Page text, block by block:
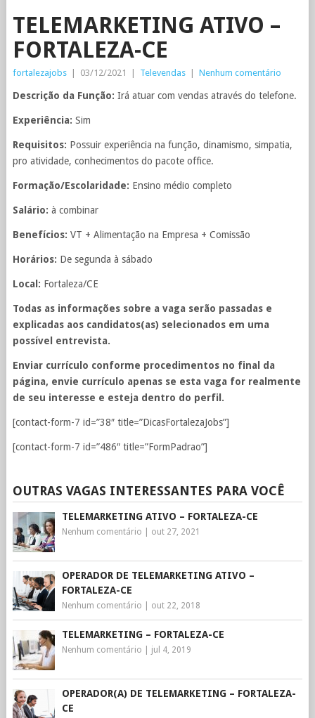
TELEMARKETING ATIVO –
FORTALEZA-CE
fortalezajobs 03/12/2021 Televendas Nenhum comentário
Descrição da Função: Irá atuar com vendas através do telefone.
Experiência: Sim
Requisitos: Possuir experiência na função, dinamismo, simpatia,
pro atividade, conhecimentos do pacote office.
Formação/Escolaridade: Ensino médio completo
Salário: à combinar
Benefícios: VT + Alimentação na Empresa + Comissão
Horários: De segunda à sábado
Local: Fortaleza/CE
Todas as informações sobre a vaga serão passadas e
explicadas aos candidatos(as) selecionados em uma
possível entrevista.
Enviar currículo conforme procedimentos no final da
página, envie currículo apenas se esta vaga for realmente
de seu interesse e esteja dentro do perfil.
[contact-form-7 id=”38″ title=”DicasFortalezaJobs”]
[contact-form-7 id=”486″ title=”FormPadrao”]
OUTRAS VAGAS INTERESSANTES PARA VOCÊ
TELEMARKETING ATIVO – FORTALEZA-CE
Nenhum comentário out 27, 2021
OPERADOR DE TELEMARKETING ATIVO –
FORTALEZA-CE
Nenhum comentário out 22, 2018
TELEMARKETING – FORTALEZA-CE
Nenhum comentário jul 4, 2019
OPERADOR(A) DE TELEMARKETING – FORTALEZA-
CE